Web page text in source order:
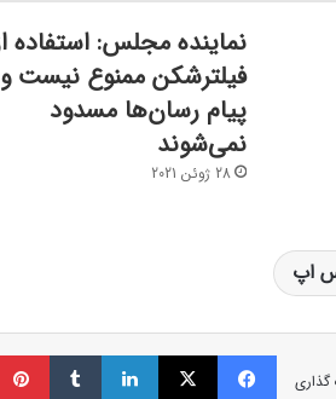
نماینده مجلس: استفاده
فیلترشکن ممنوع نیست و
پیام رسان‌ها مسدود
نمی‌شوند
28 ژوئن 2021
اپ
گذاری
فیسبوک ایکس لینکداین تامبلر